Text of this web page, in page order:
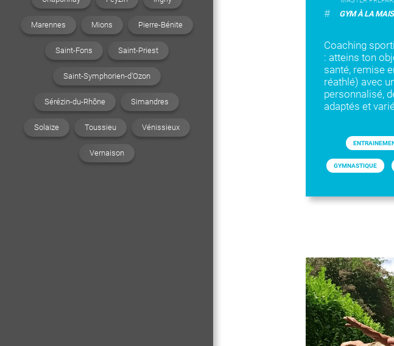
Marennes Mions Pierre-Bénite
Saint-Fons Saint-Priest
Saint-Symphorien-d'Ozon
Sérézin-du-Rhône Simandres
Solaize Toussieu Vénissieux
Vernaison
# GYM À LA
Coaching
: atteins ton
santé, remise
réathlé) avec
personnalisé,
adaptés et
GYMNASTIQUE